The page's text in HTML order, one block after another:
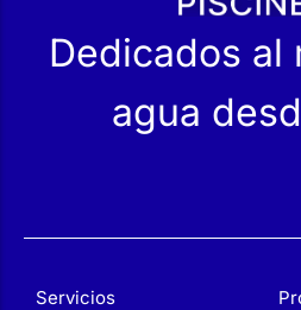
Dedicados al
agua
Servicios